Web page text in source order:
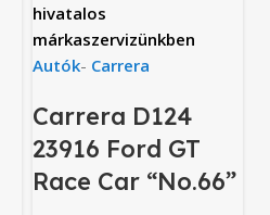
hivatalos
márkaszervizünkben
Autók- Carrera
Carrera D124
23916 Ford GT
Race Car “No.66”